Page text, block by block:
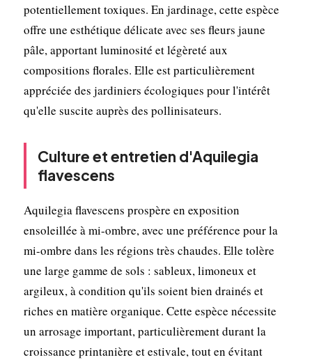
potentiellement toxiques. En jardinage, cette espèce
offre une esthétique délicate avec ses fleurs jaune
pâle, apportant luminosité et légèreté aux
compositions florales. Elle est particulièrement
appréciée des jardiniers écologiques pour l'intérêt
qu'elle suscite auprès des pollinisateurs.
Culture et entretien d'Aquilegia
flavescens
Aquilegia flavescens prospère en exposition
ensoleillée à mi-ombre, avec une préférence pour la
mi-ombre dans les régions très chaudes. Elle tolère
une large gamme de sols : sableux, limoneux et
argileux, à condition qu'ils soient bien drainés et
riches en matière organique. Cette espèce nécessite
un arrosage important, particulièrement durant la
croissance printanière et estivale, tout en évitant